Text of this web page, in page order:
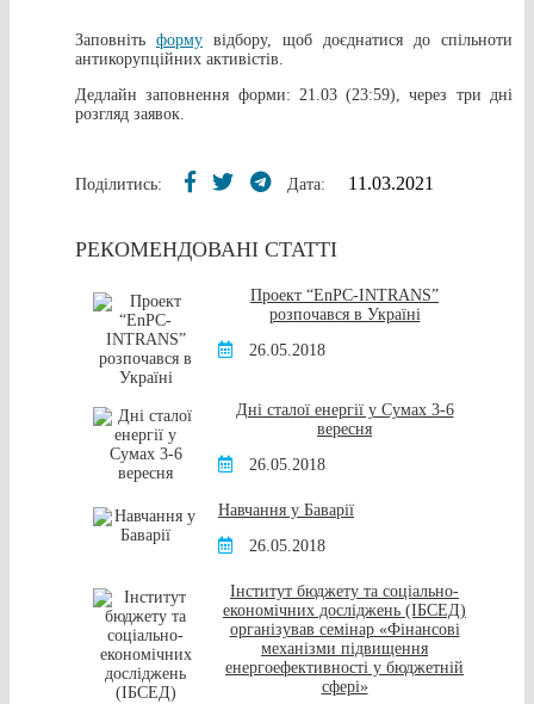
Заповніть форму відбору, щоб доєднатися до спільноти
антикорупційних активістів.
Дедлайн заповнення форми: 21.03 (23:59), через три дні
розгляд заявок.
Поділитись: Дата: 11.03.2021
РЕКОМЕНДОВАНІ СТАТТІ
Проект “EnPC-INTRANS”
розпочався в Україні
26.05.2018
Дні сталої енергії у Сумах 3-6
вересня
26.05.2018
Навчання у Баварії
26.05.2018
Інститут бюджету та соціально-
економічних досліджень (ІБСЕД)
організував семінар «Фінансові
механізми підвищення
енергоефективності у бюджетній
сфері»